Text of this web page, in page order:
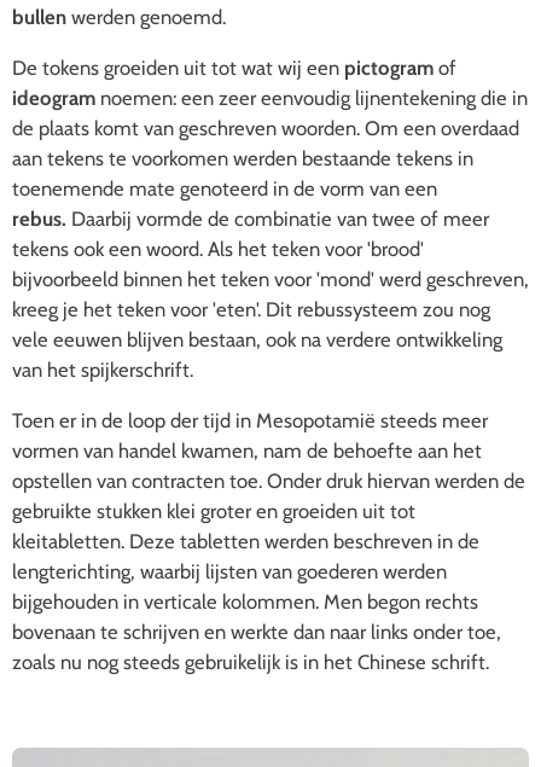
bullen werden genoemd.
De tokens groeiden uit tot wat wij een pictogram of
ideogram noemen: een zeer eenvoudig lijnentekening die in
de plaats komt van geschreven woorden. Om een overdaad
aan tekens te voorkomen werden bestaande tekens in
toenemende mate genoteerd in de vorm van een
rebus. Daarbij vormde de combinatie van twee of meer
tekens ook een woord. Als het teken voor 'brood'
bijvoorbeeld binnen het teken voor 'mond' werd geschreven,
kreeg je het teken voor 'eten'. Dit rebussysteem zou nog
vele eeuwen blijven bestaan, ook na verdere ontwikkeling
van het spijkerschrift.
Toen er in de loop der tijd in Mesopotamië steeds meer
vormen van handel kwamen, nam de behoefte aan het
opstellen van contracten toe. Onder druk hiervan werden de
gebruikte stukken klei groter en groeiden uit tot
kleitabletten. Deze tabletten werden beschreven in de
lengterichting, waarbij lijsten van goederen werden
bijgehouden in verticale kolommen. Men begon rechts
bovenaan te schrijven en werkte dan naar links onder toe,
zoals nu nog steeds gebruikelijk is in het Chinese schrift.